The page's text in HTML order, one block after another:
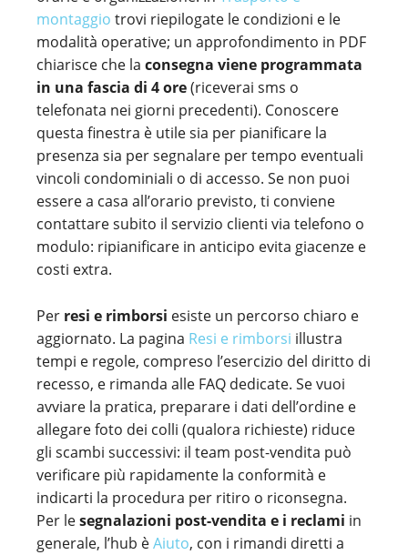
montaggio trovi riepilogate le condizioni e le
modalità operative; un approfondimento in PDF
chiarisce che la consegna viene programmata
in una fascia di 4 ore(riceverai sms o
telefonata nei giorni precedenti). Conoscere
questa finestra è utile sia per pianificare la
presenza sia per segnalare per tempo eventuali
vincoli condominiali o di accesso. Se non puoi
essere a casa all’orario previsto, ti conviene
contattare subito il servizio clienti via telefono o
modulo: ripianificare in anticipo evita giacenze e
costi extra.
Per resi e rimborsi esiste un percorso chiaro e
aggiornato. La pagina Resi e rimborsi illustra
tempi e regole, compreso l’esercizio del diritto di
recesso, e rimanda alle FAQ dedicate. Se vuoi
avviare la pratica, preparare i dati dell’ordine e
allegare foto dei colli (qualora richieste) riduce
gli scambi successivi: il team post-vendita può
verificare più rapidamente la conformità e
indicarti la procedura per ritiro o riconsegna.
Per lesegnalazioni post-vendita e i reclami in
generale, l’hub èAiuto, con i rimandi diretti a